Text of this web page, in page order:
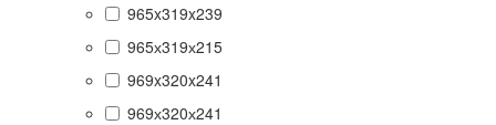
965x319x239
965х319х215
969x320x241
969х320х241